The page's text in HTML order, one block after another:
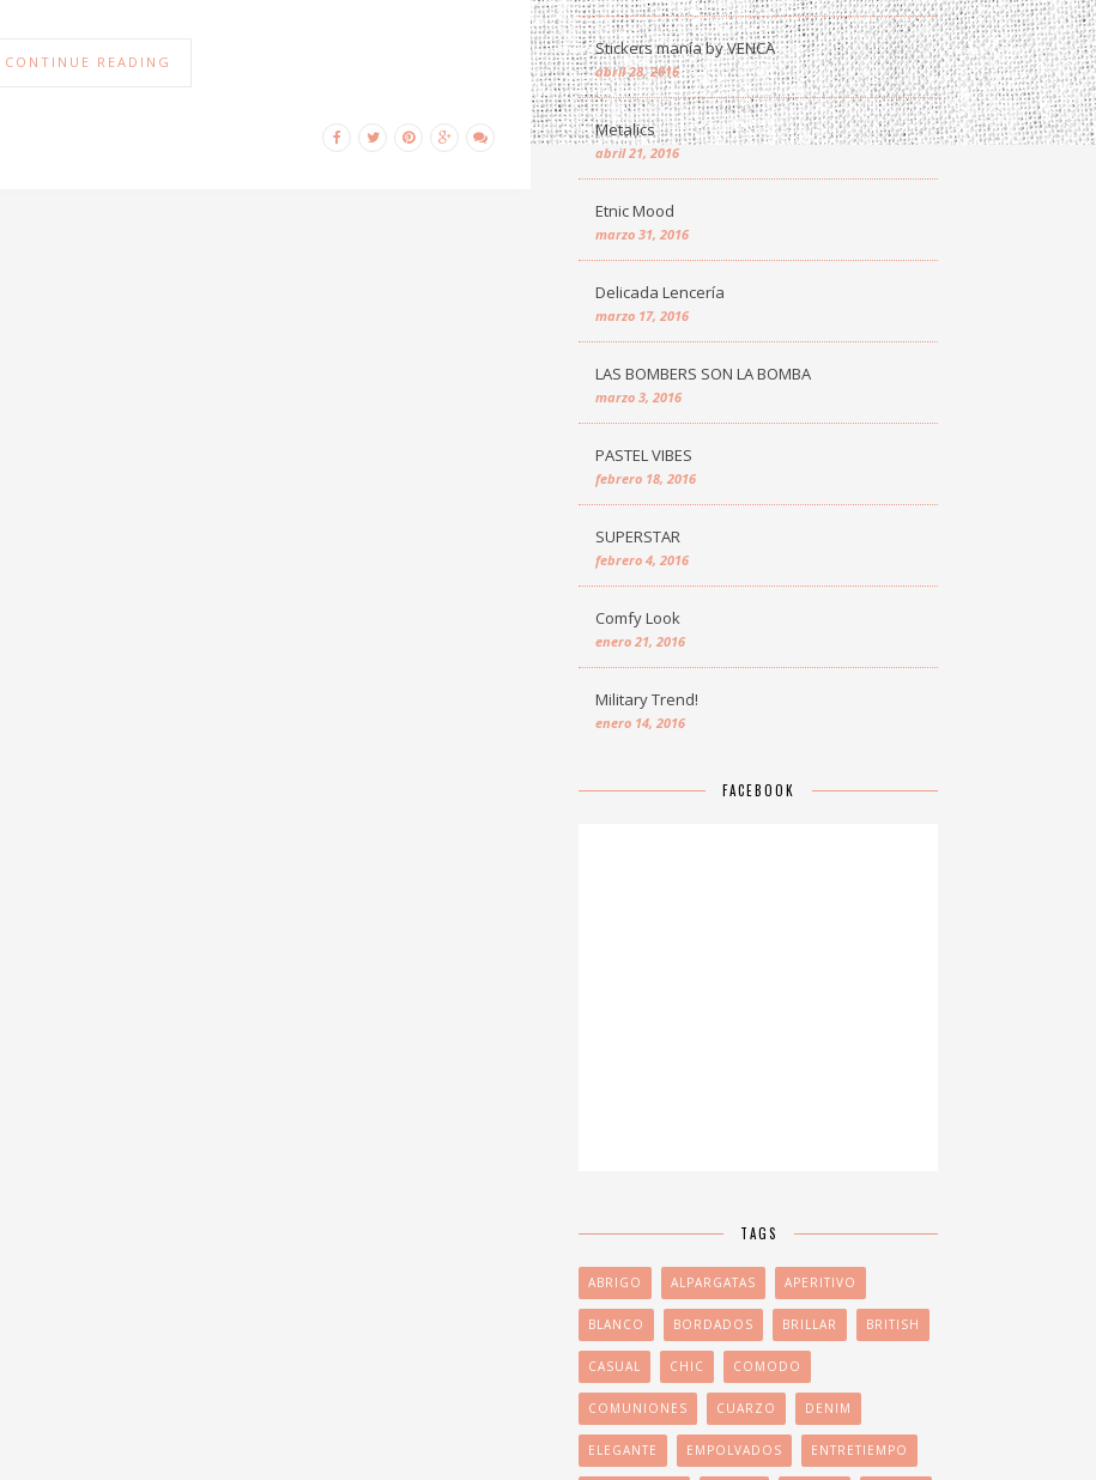
CONTINUE READING
Stickers manía by VENCA
abril 28, 2016
Metalics
abril 21, 2016
Etnic Mood
marzo 31, 2016
Delicada Lencería
marzo 17, 2016
LAS BOMBERS SON LA BOMBA
marzo 3, 2016
PASTEL VIBES
febrero 18, 2016
SUPERSTAR
febrero 4, 2016
Comfy Look
enero 21, 2016
Military Trend!
enero 14, 2016
FACEBOOK
TAGS
ABRIGO ALPARGATAS APERITIVO
BLANCO BORDADOS BRILLAR BRITISH
CASUAL CHIC COMODO
COMUNIONES CUARZO DENIM
ELEGANTE EMPOLVADOS ENTRETIEMPO